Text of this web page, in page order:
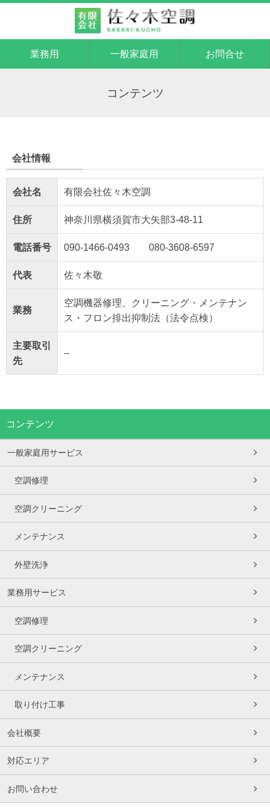
業務用 一般家庭用 お問合せ
コンテンツ
会社情報
会社名 有限会社佐々木空調
住所 神奈川県横須賀市大矢部3-48-11
電話番号 090-1466-0493 080-3608-6597
代表 佐々木敬
業務
空調機器修理、クリーニング・メンテナン
ス・フロン排出抑制法（法令点検）
主要取引
先
–
コンテンツ
一般家庭用サービス
空調修理
空調クリーニング
メンテナンス
外壁洗浄
業務用サービス
空調修理
空調クリーニング
メンテナンス
取り付け工事
会社概要
対応エリア
お問い合わせ